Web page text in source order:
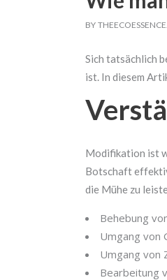
BY
Sich tatsächlich
ist. In diesem
Modifikation ist
Botschaft
die Mühe zu
Behebung
Umgang von
Umgang von
Bearbeitung